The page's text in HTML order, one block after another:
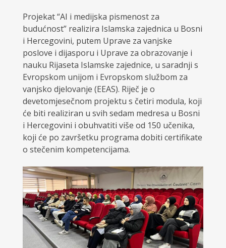
Projekat “AI i medijska pismenost za
budućnost” realizira Islamska zajednica u Bosni
i Hercegovini, putem Uprave za vanjske
poslove i dijasporu i Uprave za obrazovanje i
nauku Rijaseta Islamske zajednice, u saradnji s
Evropskom unijom i Evropskom službom za
vanjsko djelovanje (EEAS). Riječ je o
devetomjesečnom projektu s četiri modula, koji
će biti realiziran u svih sedam medresa u Bosni
i Hercegovini i obuhvatiti više od 150 učenika,
koji će po završetku programa dobiti certifikate
o stečenim kompetencijama.